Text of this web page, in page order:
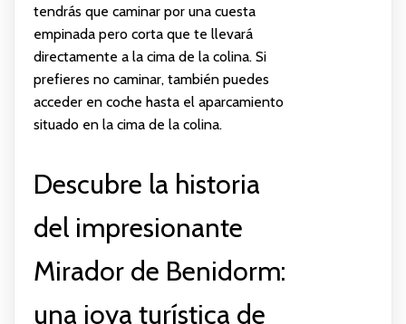
tendrás que caminar por una cuesta
empinada pero corta que te llevará
directamente a la cima de la colina. Si
prefieres no caminar, también puedes
acceder en coche hasta el aparcamiento
situado en la cima de la colina.
Descubre la historia
del impresionante
Mirador de Benidorm:
una joya turística de